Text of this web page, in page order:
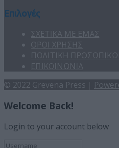
Επιλογές
ΣΧΕΤΙΚΑ ΜΕ ΕΜΑΣ
ΟΡΟΙ ΧΡΗΣΗΣ
ΠΟΛΙΤΙΚΗ
ΕΠΙΚΟΙΝΩΝΙΑ
© 2022 Grevena Press |
Welcome Back!
Login to your account below